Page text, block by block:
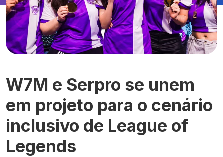
W7M e Serpro se unem
em projeto para o cenário
inclusivo de League of
Legends